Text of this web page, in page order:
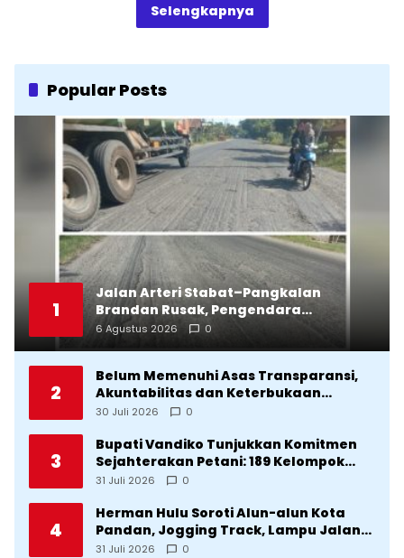
Selengkapnya
Popular Posts
1
Jalan Arteri Stabat–Pangkalan
Brandan Rusak, Pengendara
Terancam Celaka
6 Agustus 2026 0
2
Belum Memenuhi Asas Transparansi,
Akuntabilitas dan Keterbukaan
Informasi, DPRD Tolak Ranperda
2025
30 Juli 2026 0
3
Bupati Vandiko Tunjukkan Komitmen
Sejahterakan Petani: 189 Kelompok
Tani Terima Bibit dan Alsintan
31 Juli 2026 0
4
Herman Hulu Soroti Alun-alun Kota
Pandan, Jogging Track, Lampu Jalan
Lingkar Kota yang Tak Terurus
31 Juli 2026 0